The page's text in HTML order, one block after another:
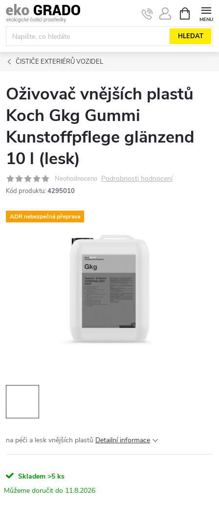
Přejít
na
obsah
HLEDAT
NÁKUPNÍ
KOŠÍK
ČISTIČE EXTERIÉRŮ VOZIDEL
Oživovač vnějších plastů
Koch Gkg Gummi
Kunstoffpflege glänzend
10 l (lesk)
Neohodnoceno Podrobnosti hodnocení
Kód produktu: 4295010
ADR nebezpečná přeprava
na péči a lesk vnějších plastů Detailní informace
Skladem >5 ks
11.8.2026